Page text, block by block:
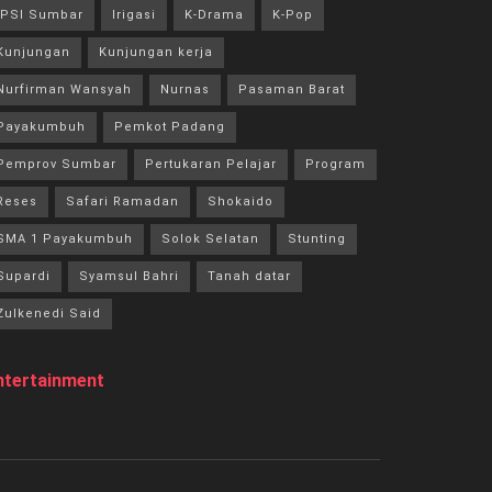
Sumbar Irigasi K-Drama K-Pop
Kunjungan kerja
Wansyah Nurnas Pasaman Barat
Pemkot Padang
Sumbar Pertukaran Pelajar Program
Safari Ramadan Shokaido
1 Payakumbuh Solok Selatan Stunting
Syamsul Bahri Tanah datar
Said